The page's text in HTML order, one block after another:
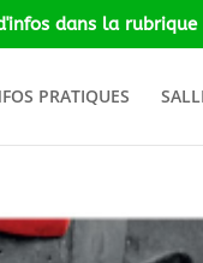
dans la rubrique
PRATIQUES